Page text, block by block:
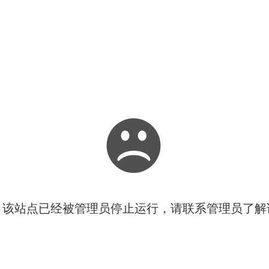
站点已经被管理员停止运行，请联系管理员了